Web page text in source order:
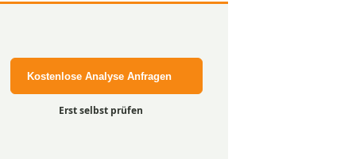
Kostenlose Analyse Anfragen
Erst selbst prüfen